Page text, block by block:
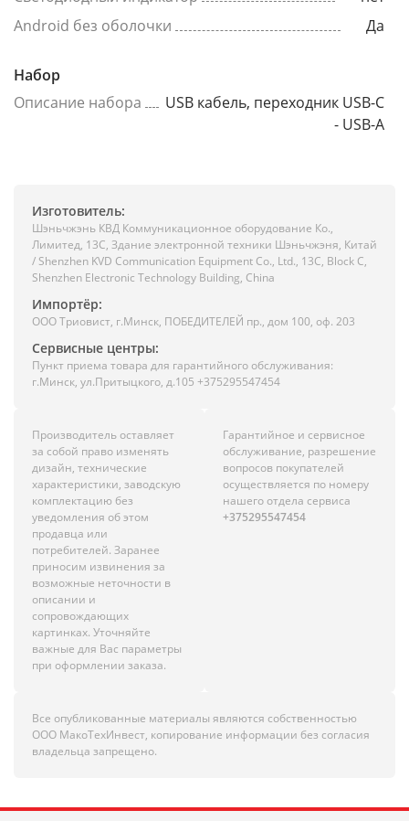
Android без оболочки
Да
Набор
Описание набора
USB кабель, переходник USB-C
- USB-A
Изготовитель:
Шэньчжэнь КВД Коммуникационное оборудование Ко.,
Лимитед, 13C, Здание электронной техники Шэньчжэня, Китай
/ Shenzhen KVD Communication Equipment Co., Ltd., 13C, Block C,
Shenzhen Electronic Technology Building, China
Импортёр:
ООО Триовист, г.Минск, ПОБЕДИТЕЛЕЙ пр., дом 100, оф. 203
Сервисные центры:
Пункт приема товара для гарантийного обслуживания:
г.Минск, ул.Притыцкого, д.105 +375295547454
Производитель оставляет
за собой право изменять
дизайн, технические
характеристики, заводскую
комплектацию без
уведомления об этом
продавца или
потребителей. Заранее
приносим извинения за
возможные неточности в
описании и
сопровождающих
картинках. Уточняйте
важные для Вас параметры
при оформлении заказа.
Гарантийное и сервисное
обслуживание, разрешение
вопросов покупателей
осуществляется по номеру
нашего отдела сервиса
+375295547454
Все опубликованные материалы являются собственностью
ООО МакоТехИнвест, копирование информации без согласия
владельца запрещено.